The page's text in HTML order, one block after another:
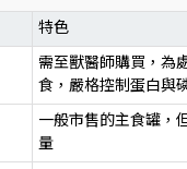
特色
需至獸醫師購買，為
食，嚴格控制蛋白與
一般市售的主食罐，
量